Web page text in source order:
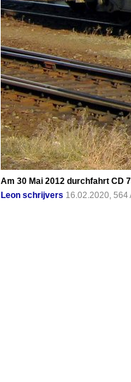
Am 30 Mai 2012 durchfahrt CD
Leon schrijvers 16.02.2020, 564